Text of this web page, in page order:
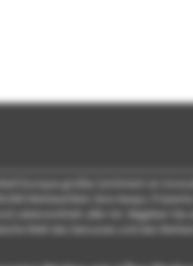
Europas großes Sortiment an
Werbeartikel, Give Aways, Präsente
Lebensmitteln aller Art. Begeben Sie
Welt des Genusses und des